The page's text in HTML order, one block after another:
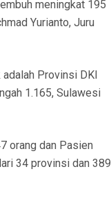
meningkat 195
Yurianto, Juru
Provinsi DKI
1.165, Sulawesi
orang dan Pasien
34 provinsi dan 389